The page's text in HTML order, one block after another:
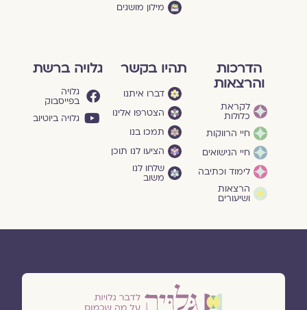
מילון מושגים
הדרכות
והרצאות
לקראת
כלולות
חיי הרווקות
חיי הנישואים
לימוד וכתיבה
הרצאות
ושיעורים
תהיו בקשר
דברו איתנו
הצטרפו אלינו
תמכו בנו
הציעו לנו תוכן
שלחו לנו
משוב
גלויה ברשת
גלויה
בפייסבוק
גלויה ביוטיוב